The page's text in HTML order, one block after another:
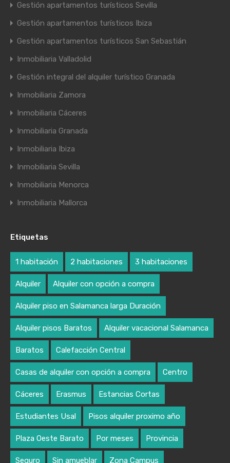
Gestión apartamentos turísticos Sevilla
Gestión apartamentos turísticos Ibiza
Gestión apartamentos turísticos San Sebastián
Inmobiliaria Valladolid
Gestión integral del alquiler turístico Granada
Inmobiliaria Zamora
Inmobiliaria Cáceres
Inmobiliaria Granada
Inmobiliaria Ibiza
Inmobiliaria Sevilla
Inmobiliaria Menorca
Inmobiliaria Mallorca
Etiquetas
1 habitación 2 habitaciones 3 habitaciones
Alquiler Alquiler con opción a compra
Alquiler piso en Salamanca larga Duración
Alquiler pisos Baratos Alquiler vacacional Salamanca
Baratos Calefacción Central
Casas de alquiler con opción a compra Centro
Cáceres Erasmus Estancias Cortas
Estudiantes Usal Pisos alquiler proximo año
Plaza Oeste Barato Por meses Provincia
Seguro Sin amueblar Zona Campus